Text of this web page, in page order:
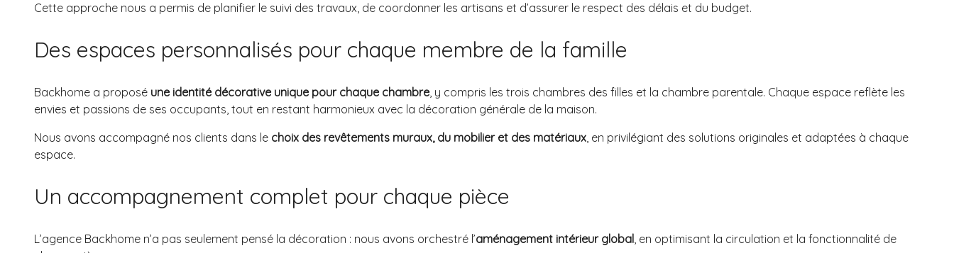
Cette approche nous a permis de planifier le suivi des travaux, de coordonner les artisans et d’assurer le respect des délais et du budget.
Des espaces personnalisés pour chaque membre de la famille
Backhome a proposé une identité décorative unique pour chaque chambre, y compris les trois chambres des filles et la chambre parentale. Chaque espace reflète les
envies et passions de ses occupants, tout en restant harmonieux avec la décoration générale de la maison.
Nous avons accompagné nos clients dans le choix des revêtements muraux, du mobilier et des matériaux, en privilégiant des solutions originales et adaptées à chaque
espace.
Un accompagnement complet pour chaque pièce
L’agence Backhome n’a pas seulement pensé la décoration : nous avons orchestré l’aménagement intérieur global, en optimisant la circulation et la fonctionnalité de